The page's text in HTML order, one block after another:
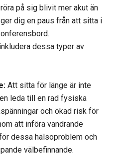
på sig blivit mer akut än
dig en paus från att sitta i
dessa typer av
Att sitta för länge är inte
leda till en rad fysiska
och ökad risk för
att införa vandrande
dessa hälsoproblem och
välbefinnande.